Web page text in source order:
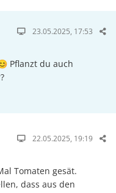
23.05.2025, 17:53
Pflanzt du auch
22.05.2025, 19:19
Tomaten gesät.
dass aus den